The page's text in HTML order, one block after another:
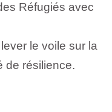
Réfugiés avec
le voile sur la
de résilience.